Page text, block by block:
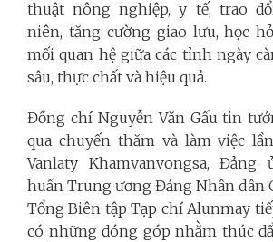
thuật nông nghiệp, y tế, trao
niên, tăng cường giao lưu, học
mối quan hệ giữa các tỉnh ngày
sâu, thực chất và hiệu quả.
Đồng chí Nguyễn Văn Gấu tin
qua chuyến thăm và làm việc
Vanlaty Khamvanvongsa, Đảng
huấn Trung ương Đảng Nhân dân
Tổng Biên tập Tạp chí Alunmay
có những đóng góp nhằm thúc